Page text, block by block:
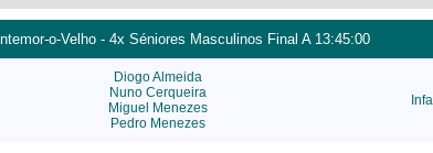
o-Velho - 4x Séniores Masculinos Final A 13:45:00
Diogo Almeida
Nuno Cerqueira
Miguel Menezes
Pedro Menezes